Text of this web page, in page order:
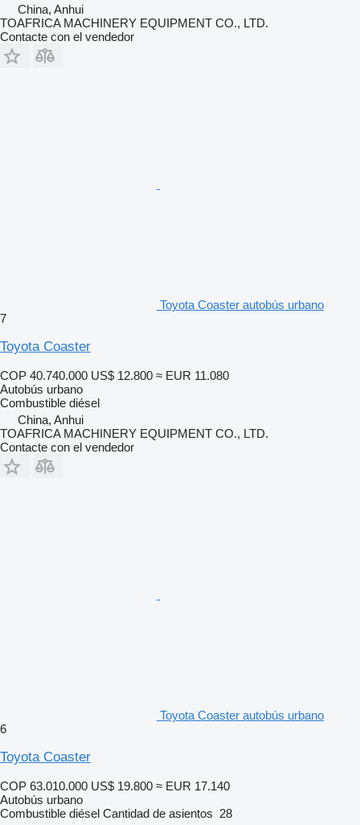
China, Anhui
TOAFRICA MACHINERY EQUIPMENT CO., LTD.
Contacte con el vendedor
Toyota Coaster autobús urbano
7
Toyota Coaster
COP 40.740.000 US$ 12.800 ≈ EUR 11.080
Autobús urbano
Combustible diésel
China, Anhui
TOAFRICA MACHINERY EQUIPMENT CO., LTD.
Contacte con el vendedor
Toyota Coaster autobús urbano
6
Toyota Coaster
COP 63.010.000 US$ 19.800 ≈ EUR 17.140
Autobús urbano
Combustible diésel Cantidad de asientos 28